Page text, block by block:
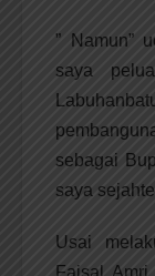
” Namun”
saya
sebagai
saya
Usai